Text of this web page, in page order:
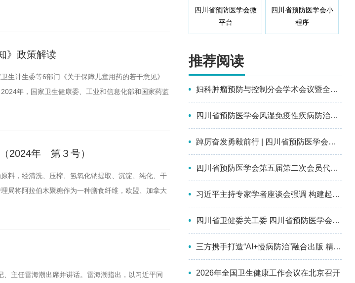
四川省预防医学会微
平台
四川省预防医学会小
程序
推荐阅读
妇科肿瘤预防与控制分会学术会议暨全国第十四届妇科恶性肿瘤化学治疗及多学科综合治疗进展大会成功召开
四川省预防医学会风湿免疫性疾病防治分会第一届委员会选举成立会议暨2026年学术交流会在南充顺利召开
踔厉奋发勇毅前行 | 四川省预防医学会第五次会员代表大会暨第五届理事会换届选举会议成功召开
四川省预防医学会第五届第二次会员代表大会暨第三次理事会议成功召开
习近平主持专家学者座谈会强调 构建起强大的公共卫生体系 为维护人民健康提供有力保障
四川省卫健委关工委 四川省预防医学会为彭州市儿童青少年心理健康关爱中心授牌并参加座谈
三方携手打造“AI+慢病防治”融合出版 精品丛书，助力基层防治能力提升 ——《人工智能+慢性病基层综合防治系列丛书》项目正式启动
2026年全国卫生健康工作会议在北京召开
精细化、科学化开展门（急）诊质控工作形成制约。
》政策解读
生计生委等6部门《关于保障儿童用药的若干意见》
年，国家卫生健康委、工业和信息化部和国家药监
品清单》。第五批清单有15个品种，涉及25个规格、
2024年 第３号）
料，经清洗、压榨、氢氧化钠提取、沉淀、纯化、干
局将阿拉伯木聚糖作为一种膳食纤维，欧盟、加拿大
为≤15克/天。根据《中华人民共和国食品安全法》和
主任雷海潮出席并讲话。雷海潮指出，以习近平同